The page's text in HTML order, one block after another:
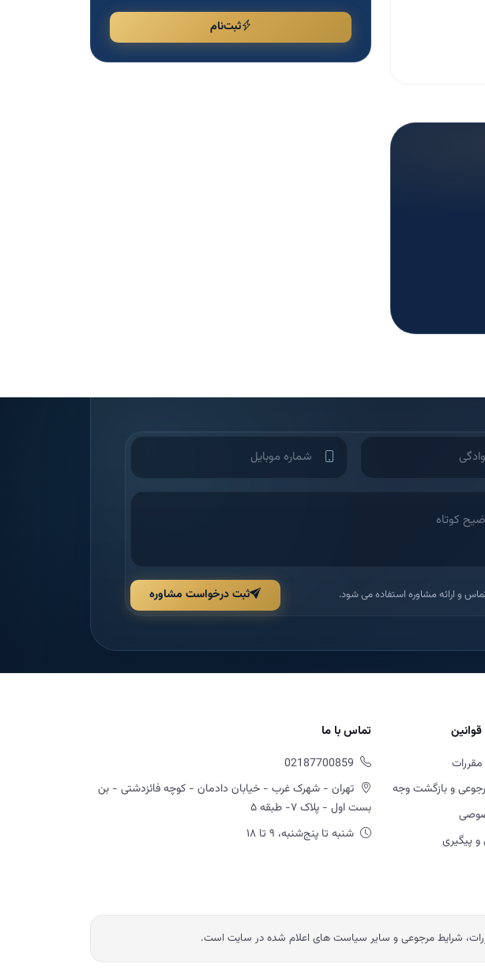
ثبت‌نام
و ارائه مشاوره استفاده می شود. ثبت درخواست مشاوره
قوانین
و بازگشت وجه
و پیگیری
تماس با ما
02187700859
تهران - شهرک غرب - خیابان دادمان - کوچه فائزدشتی - بن
بست اول - پلاک ۷- طبقه ۵
شنبه تا پنج‌شنبه، ۹ تا ۱۸
شرایط مرجوعی و سایر سیاست های اعلام شده در سایت است.